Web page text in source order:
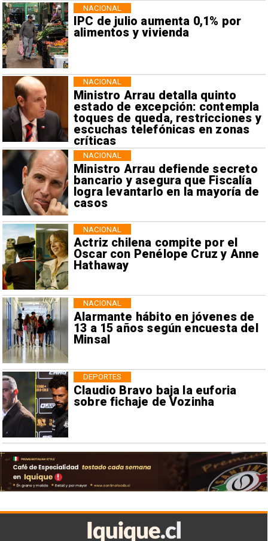
IPC de julio aumenta 0,1% por
alimentos y vivienda
NACIONAL
Ministro Arrau detalla quinto
estado de excepción: contempla
toques de queda, restricciones y
escuchas telefónicas en zonas
críticas
NACIONAL
Ministro Arrau defiende secreto
bancario y asegura que Fiscalía
logra levantarlo en la mayoría de
casos
NACIONAL
Actriz chilena compite por el
Oscar con Penélope Cruz y Anne
Hathaway
NACIONAL
Alarmante hábito en jóvenes de
13 a 15 años según encuesta del
Minsal
NACIONAL
Claudio Bravo baja la euforia
sobre fichaje de Vozinha
DEPORTES